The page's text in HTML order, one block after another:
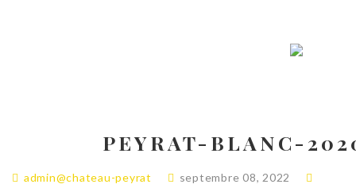
PEYRAT-BLANC-
admin@chateau-peyrat septembre 08, 2022